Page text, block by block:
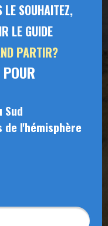
SOUHAITEZ,
LE GUIDE
PARTIR?
l'hémisphère